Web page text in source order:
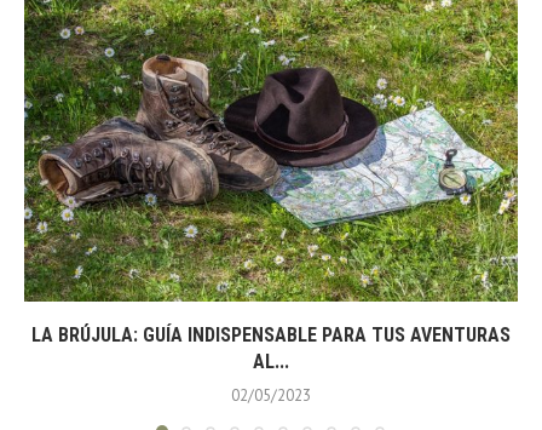
LA BRÚJULA: GUÍA INDISPENSABLE PARA TUS AVENTURAS
AL...
02/05/2023